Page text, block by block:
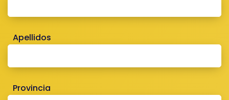
Apellidos
Provincia